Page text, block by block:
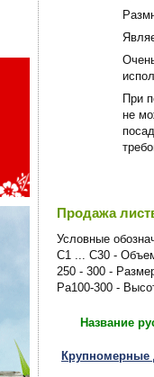
При
не
Продажа
Условные
C1 ... C30 -
250 - 300 -
Pa100-300 -
Название
Крупномерные